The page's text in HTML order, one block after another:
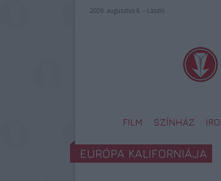
2026. augusztus 8. – László
FILM SZÍNHÁZ
EURÓPA KALIFORNIÁJA